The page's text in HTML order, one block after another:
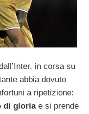
in corsa su
abbia dovuto
a ripetizione:
di gloria e si prende